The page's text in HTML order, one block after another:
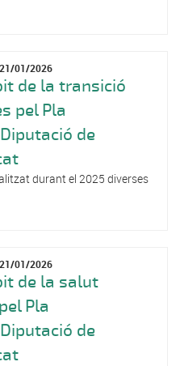
21/01/2026
de la transició
pel Pla
de
durant el 2025 diverses
21/01/2026
de la salut
Pla
de